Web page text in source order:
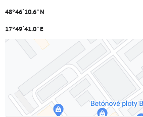
48°46´10.6" N
17°49´41.0" E
Externý obsah je blokovaný
Prajete si načítať externý